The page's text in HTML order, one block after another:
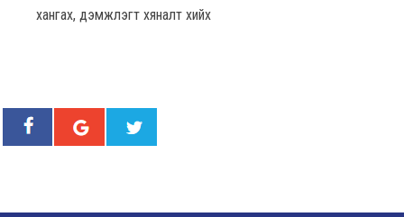
хангах, дэмжлэгт хяналт хийх